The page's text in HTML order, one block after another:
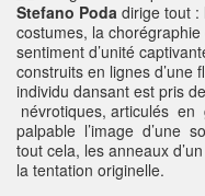
Stefano Poda dirige tout :
costumes, la
sentiment d’unité
construits en lignes d’une
individu dansant est pris
névrotiques, articulés en
palpable l’image d’une
tout cela, les anneaux
la tentation originelle.